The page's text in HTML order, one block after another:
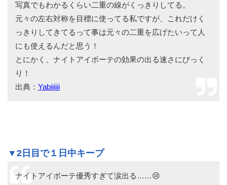
写真でもわかるくらい二重の線がくっきりしてる。
元々の左右対称を目標に使ってる私ですが、これだけく
っきりしてきてるって事は元々の二重を広げたいって人
にも使えるんだと思う！
とにかく、ナイトアイボーテの効果の出る速さにびっく
り！
出典： Yabiiiiii
▼2日目で１日中キープ
ナイトアイボーテ優秀すぎて涙出る……😢